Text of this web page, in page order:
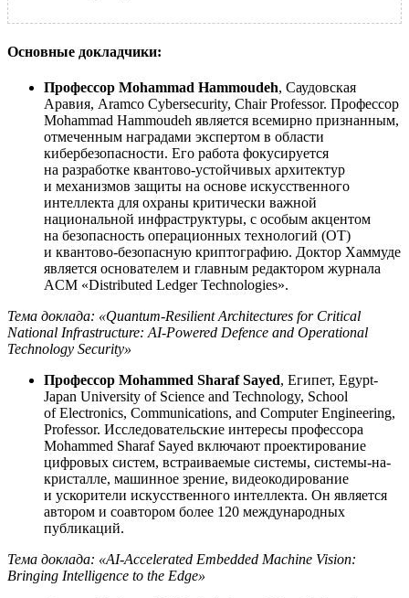
Основные докладчики:
Профессор Mohammad Hammoudeh, Саудовская
Аравия, Aramco Cybersecurity, Chair Professor. Профессор
Mohammad Hammoudeh является всемирно признанным,
отмеченным наградами экспертом в области
кибербезопасности. Его работа фокусируется
на разработке квантово-устойчивых архитектур
и механизмов защиты на основе искусственного
интеллекта для охраны критически важной
национальной инфраструктуры, с особым акцентом
на безопасность операционных технологий (OT)
и квантово-безопасную криптографию. Доктор Хаммуде
является основателем и главным редактором журнала
ACM «Distributed Ledger Technologies».
Тема доклада: «Quantum-Resilient Architectures for Critical
National Infrastructure: AI-Powered Defence and Operational
Technology Security»
Профессор Mohammed Sharaf Sayed, Египет, Egypt-
Japan University of Science and Technology, School
of Electronics, Communications, and Computer Engineering,
Professor. Исследовательские интересы профессора
Mohammed Sharaf Sayed включают проектирование
цифровых систем, встраиваемые системы, системы-на-
кристалле, машинное зрение, видеокодирование
и ускорители искусственного интеллекта. Он является
автором и соавтором более 120 международных
публикаций.
Тема доклада: «AI-Accelerated Embedded Machine Vision:
Bringing Intelligence to the Edge»